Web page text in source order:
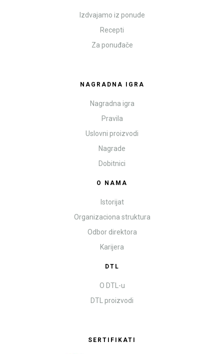
Izdvajamo iz ponude
Recepti
Za ponuđače
NAGRADNA IGRA
Nagradna igra
Pravila
Uslovni proizvodi
Nagrade
Dobitnici
O NAMA
Istorijat
Organizaciona struktura
Odbor direktora
Karijera
DTL
O DTL-u
DTL proizvodi
SERTIFIKATI